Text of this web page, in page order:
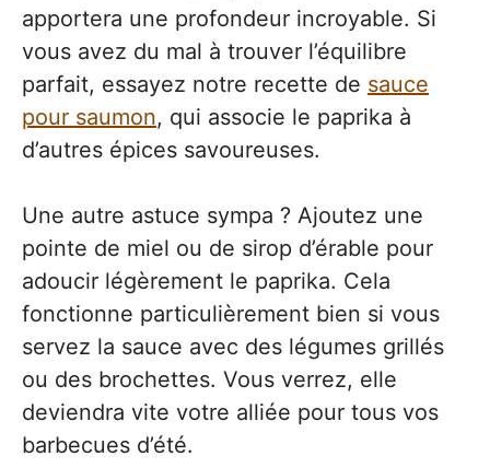
apportera une profondeur incroyable. Si
vous avez du mal à trouver l’équilibre
parfait, essayez notre recette de sauce
pour saumon, qui associe le paprika à
d’autres épices savoureuses.
Une autre astuce sympa ? Ajoutez une
pointe de miel ou de sirop d’érable pour
adoucir légèrement le paprika. Cela
fonctionne particulièrement bien si vous
servez la sauce avec des légumes grillés
ou des brochettes. Vous verrez, elle
deviendra vite votre alliée pour tous vos
barbecues d’été.